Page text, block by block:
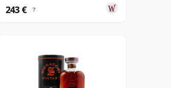
243 € ?